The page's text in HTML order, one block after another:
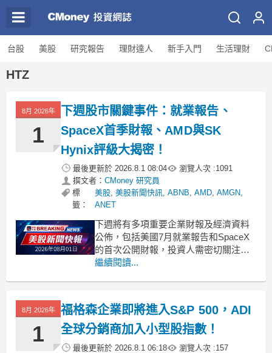
台股 美股 研究報告 理財達人 新手入門 生活理財
HTZ
8月 2026年
1
下週股市關鍵事件：就業報告、
SpaceX首季財報、AMD與SK
Hynix評級大揭密！
最後更新於 2026.8.1 08:04 瀏覽人次 :1091
撰文者： CMoney 研究員
標
籤：
美股, 美股新聞快訊, ABNB, AMD, AMGN,
ANET
下週將有多項重要企業財報及經濟資料
公佈，包括美國7月就業報告和SpaceX
的首次公開財報，投資人需密切關注。
.badgeprice-container {
gap: 1rem !important;
繼續閱讀...
8月 2026年
1
福格森企業即將進入S&P 500，ADI
全球分銷商加入小型股指數！
最後更新於 2026.8.1 06:18 瀏覽人次 :157